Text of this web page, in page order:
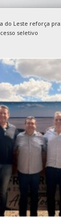
do Leste reforça
seletivo